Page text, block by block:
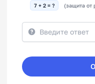
7 + 2 = ? (защита от